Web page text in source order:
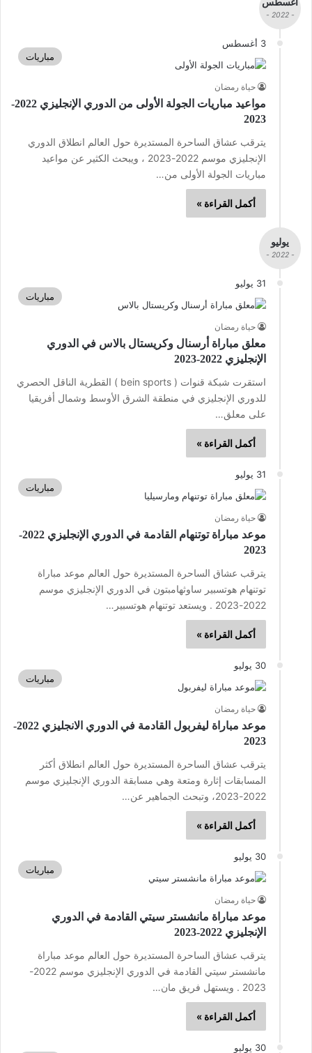
- 2022 -
3 أغسطس
مباريات
حياة رمضان
مواعيد مباريات الجولة الأولى من الدوري الإنجليزي 2022-
2023
يترقب عشاق الساحرة المستديرة حول العالم انطلاق الدوري
الإنجليزي موسم 2022-2023 ، ويبحث الكثير عن مواعيد
مباريات الجولة الأولى من…
أكمل القراءة »
يوليو
- 2022 -
31 يوليو
مباريات
حياة رمضان
معلق مباراة أرسنال وكريستال بالاس في الدوري
الإنجليزي 2022-2023
استقرت شبكة قنوات ( bein sports ) القطرية الناقل الحصري
للدوري الإنجليزي في منطقة الشرق الأوسط وشمال أفريقيا
على معلق…
أكمل القراءة »
31 يوليو
مباريات
حياة رمضان
موعد مباراة توتنهام القادمة في الدوري الإنجليزي 2022-
2023
يترقب عشاق الساحرة المستديرة حول العالم موعد مباراة
توتنهام هوتسبير ساوثهامبتون في الدوري الإنجليزي موسم
2022-2023 . ويستعد توتنهام هوتسبير…
أكمل القراءة »
30 يوليو
مباريات
حياة رمضان
موعد مباراة ليفربول القادمة في الدوري الانجليزي 2022-
2023
يترقب عشاق الساحرة المستديرة حول العالم انطلاق أكثر
المسابقات إثارة ومتعة وهي مسابقة الدوري الإنجليزي موسم
2022-2023، وتبحث الجماهير عن…
أكمل القراءة »
30 يوليو
مباريات
حياة رمضان
موعد مباراة مانشستر سيتي القادمة في الدوري
الإنجليزي 2022-2023
يترقب عشاق الساحرة المستديرة حول العالم موعد مباراة
مانشستر سيتي القادمة في الدوري الإنجليزي موسم 2022-
2023 . ويستهل فريق مان…
أكمل القراءة »
30 يوليو